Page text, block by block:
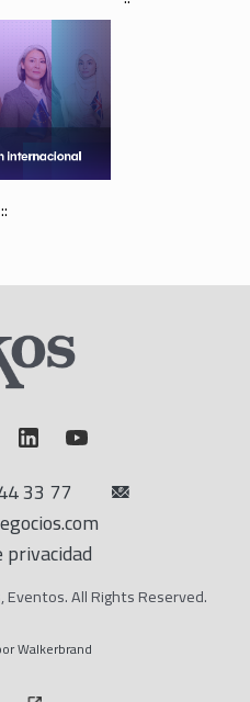
::
33 77
All Rights Reserved.
Walkerbrand